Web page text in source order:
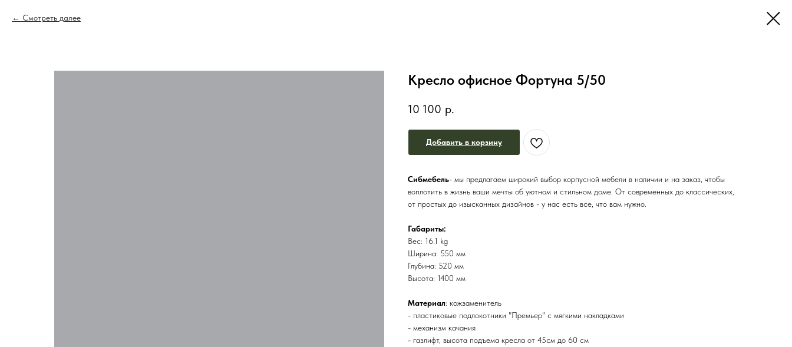
Смотреть далее
Кресло офисное Фортуна 5/50
10 100 р.
Добавить в корзину
Сибмебель- мы предлагаем широкий выбор корпусной мебели в наличии и на заказ, чтобы
воплотить в жизнь ваши мечты об уютном и стильном доме. От современных до классических,
от простых до изысканных дизайнов - у нас есть все, что вам нужно.
Габариты:
Вес: 16.1 kg
Ширина: 550 мм
Глубина: 520 мм
Высота: 1400 мм
Материал: кожзаменитель
- пластиковые подлокотники "Премьер" с мягкими накладками
- механизм качания
- газлифт, высота подъема кресла от 45см до 60 см